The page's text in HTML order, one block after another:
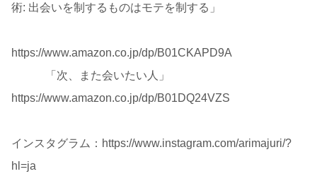
術: 出会いを制するものはモテを制する」
https://www.amazon.co.jp/dp/B01CKAPD9A
「次、また会いたい人」
https://www.amazon.co.jp/dp/B01DQ24VZS
インスタグラム：https://www.instagram.com/arimajuri/?
hl=ja